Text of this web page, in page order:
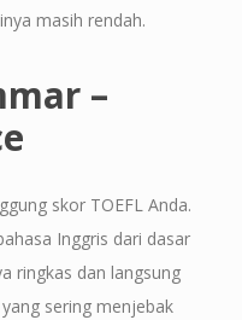
masih rendah.
–
skor TOEFL Anda.
Inggris dari dasar
ringkas dan langsung
sering menjebak